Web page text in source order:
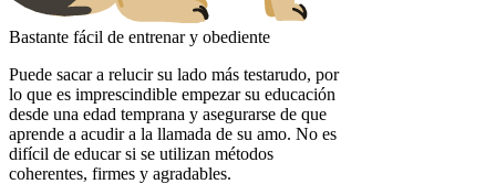
Bastante fácil de entrenar y obediente
Puede sacar a relucir su lado más testarudo, por
lo que es imprescindible empezar su educación
desde una edad temprana y asegurarse de que
aprende a acudir a la llamada de su amo. No es
difícil de educar si se utilizan métodos
coherentes, firmes y agradables.